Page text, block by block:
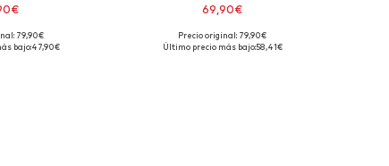
M
79,90€
bajo:47,90€
69,90€
+1
Tallas disponibles: M
Precio original: 79,90€
Último precio más bajo:58,41€